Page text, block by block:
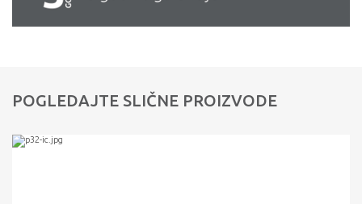
POGLEDAJTE SLIČNE PROIZVODE